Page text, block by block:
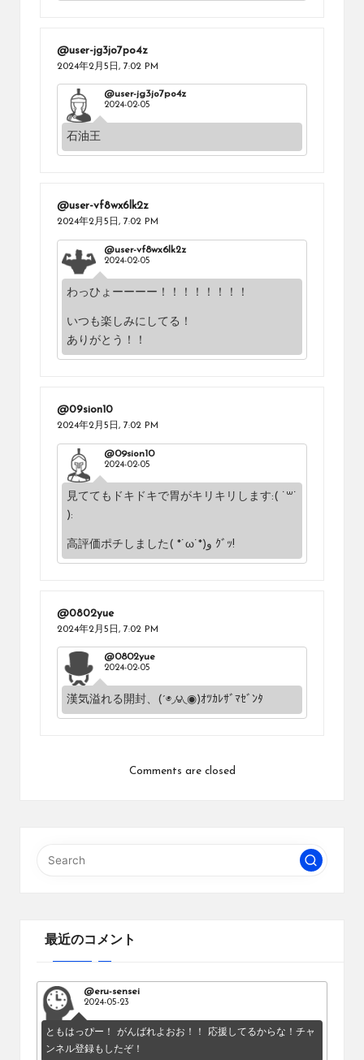
@user-jg3jo7po4z
2024年2月5日, 7:02 PM
@user-jg3jo7po4z
2024-02-05
石油王
@user-vf8wx6lk2z
2024年2月5日, 7:02 PM
@user-vf8wx6lk2z
2024-02-05
わっひょーーーー！！！！！！！！
いつも楽しみにしてる！
ありがとう！！
@09sion10
2024年2月5日, 7:02 PM
@09sion10
2024-02-05
見ててもドキドキで胃がキリキリします:( ˙꒳​˙
):
高評価ポチしました( *˙ω˙*)و ｸﾞｯ!
@0802yue
2024年2月5日, 7:02 PM
@0802yue
2024-02-05
漢気溢れる開封、(´◉◞౪◟◉)ｵﾂｶﾚｻﾞﾏｾﾞﾝﾀ
Comments are closed
最近のコメント
@eru-sensei
2024-05-23
ともはっぴー！ がんばれよおお！！ 応援してるからな！チャ
ンネル登録もしたぞ！